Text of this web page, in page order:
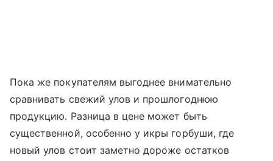
Пока же покупателям выгоднее внимательно
сравнивать свежий улов и прошлогоднюю
продукцию. Разница в цене может быть
существенной, особенно у икры горбуши, где
новый улов стоит заметно дороже остатков